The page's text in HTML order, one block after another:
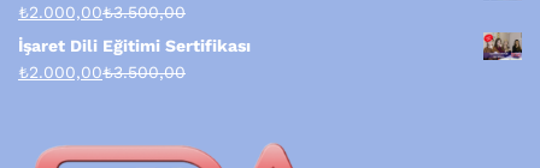
₺2.000,00₺3.500,00
İşaret Dili Eğitimi Sertifikası
₺2.000,00₺3.500,00